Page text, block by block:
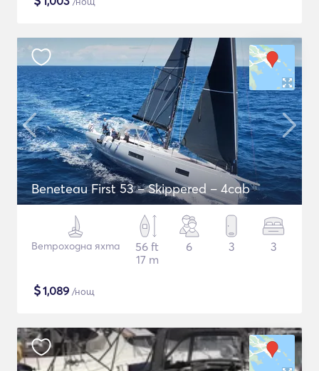
Beneteau First 53 – Skippered – 4cab
Ветроходна яхта
56 ft
17 m
6 3 3
$1,089 /нощ